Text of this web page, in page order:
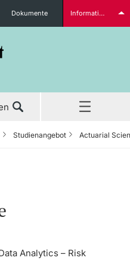
Dokumente Informationen für...
Studienangebot Actuarial
Analytics – Risk